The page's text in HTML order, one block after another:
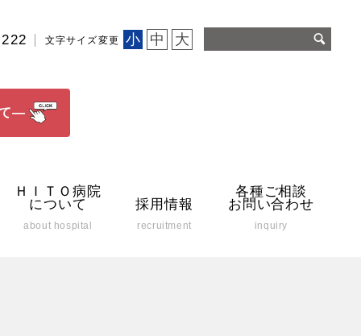
文字サイズ変更 小 中 大
て―
ＨＩＴＯ病院
について
about hospital
採用情報
recruitment
各種ご相談
お問い合わせ
inquiry